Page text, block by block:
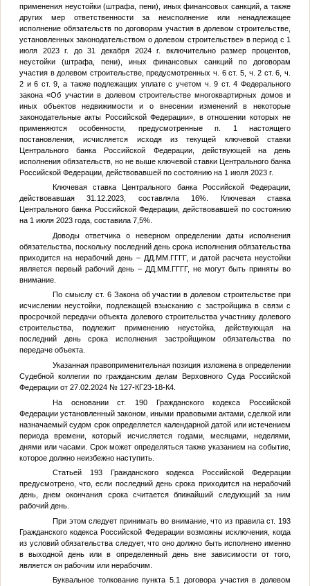
применения неустойки (штрафа, пени), иных финансовых санкций, а также
других мер ответственности за неисполнение или ненадлежащее
исполнение обязательств по договорам участия в долевом строительстве,
установленных законодательством о долевом строительстве» в период с 1
июля 2023 г. до 31 декабря 2024 г. включительно размер процентов,
неустойки (штрафа, пени), иных финансовых санкций по договорам
участия в долевом строительстве, предусмотренных ч. 6 ст. 5, ч. 2 ст. 6, ч.
2 и 6 ст. 9, а также подлежащих уплате с учетом ч. 9 ст. 4 Федерального
закона «Об участии в долевом строительстве многоквартирных домов и
иных объектов недвижимости и о внесении изменений в некоторые
законодательные акты Российской Федерации», в отношении которых не
применяются особенности, предусмотренные п. 1 настоящего
постановления, исчисляется исходя из текущей ключевой ставки
Центрального банка Российской Федерации, действующей на день
исполнения обязательств, но не выше ключевой ставки Центрального банка
Российской Федерации, действовавшей по состоянию на 1 июля 2023 г.
Ключевая ставка Центрального банка Российской Федерации,
действовавшая 31.12.2023, составляла 16%. Ключевая ставка
Центрального банка Российской Федерации, действовавшей по состоянию
на 1 июля 2023 года, составила 7,5%.
Доводы ответчика о неверном определении даты исполнения
обязательства, поскольку последний день срока исполнения обязательства
приходится на нерабочий день – ДД.ММ.ГГГГ, и датой расчета неустойки
является первый рабочий день – ДД.ММ.ГГГГ, не могут быть приняты во
внимание.
По смыслу ст. 6 Закона об участии в долевом строительстве при
исчислении неустойки, подлежащей взысканию с застройщика в связи с
просрочкой передачи объекта долевого строительства участнику долевого
строительства, подлежит применению неустойка, действующая на
последний день срока исполнения застройщиком обязательства по
передаче объекта.
Указанная правоприменительная позиция изложена в определении
Судебной коллегии по гражданским делам Верховного Суда Российской
Федерации от 27.02.2024 № 127-КГ23-18-К4.
На основании ст. 190 Гражданского кодекса Российской
Федерации установленный законом, иными правовыми актами, сделкой или
назначаемый судом срок определяется календарной датой или истечением
периода времени, который исчисляется годами, месяцами, неделями,
днями или часами. Срок может определяться также указанием на событие,
которое должно неизбежно наступить.
Статьей 193 Гражданского кодекса Российской Федерации
предусмотрено, что, если последний день срока приходится на нерабочий
день, днем окончания срока считается ближайший следующий за ним
рабочий день.
При этом следует принимать во внимание, что из правила ст. 193
Гражданского кодекса Российской Федерации возможны исключения, когда
из условий обязательства следует, что оно должно быть исполнено именно
в выходной день или в определенный день вне зависимости от того,
является он рабочим или нерабочим.
Буквальное толкование пункта 5.1 договора участия в долевом